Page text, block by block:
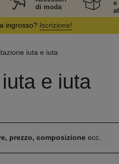
di moda
e
ingrosso? Iscrizione!
iuta e iuta
e iuta
prezzo, composizioneecc.